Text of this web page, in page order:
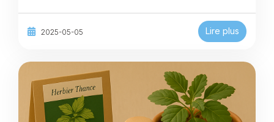
2025-05-05 Lire plus